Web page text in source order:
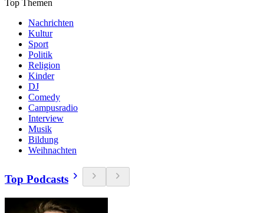
Top Themen
Nachrichten
Kultur
Sport
Politik
Religion
Kinder
DJ
Comedy
Campusradio
Interview
Musik
Bildung
Weihnachten
Top Podcasts